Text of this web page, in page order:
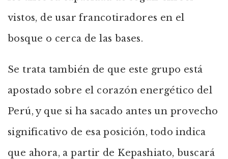
vistos, de usar francotiradores en el
bosque o cerca de las bases.
Se trata también de que este grupo está
apostado sobre el corazón energético del
Perú, y que si ha sacado antes un provecho
significativo de esa posición, todo indica
que ahora, a partir de Kepashiato, buscará